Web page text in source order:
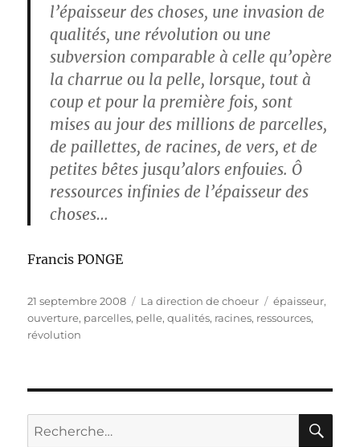
l’épaisseur des choses, une invasion de
qualités, une révolution ou une
subversion comparable à celle qu’opère
la charrue ou la pelle, lorsque, tout à
coup et pour la première fois, sont
mises au jour des millions de parcelles,
de paillettes, de racines, de vers, et de
petites bêtes jusqu’alors enfouies. Ô
ressources infinies de l’épaisseur des
choses…
Francis PONGE
Publié
le
21 septembre 2008 Catégories
La direction de choeur Étiquettes
épaisseur,
ouverture, parcelles, pelle,qualités, racines, ressources,
révolution
Recherche